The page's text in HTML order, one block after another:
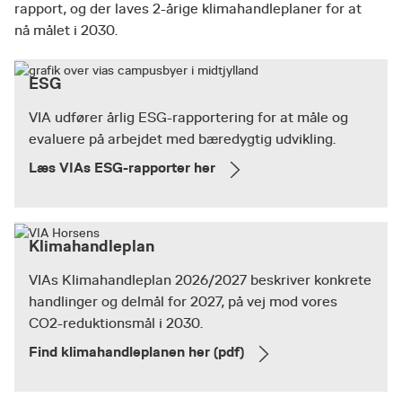
rapport, og der laves 2-årige klimahandleplaner for at
nå målet i 2030.
ESG
VIA udfører årlig ESG-rapportering for at måle og
evaluere på arbejdet med bæredygtig udvikling.
Læs VIAs ESG-rapporter her
Klimahandleplan
VIAs Klimahandleplan 2026/2027 beskriver konkrete
handlinger og delmål for 2027, på vej mod vores
CO2-reduktionsmål i 2030.
Find klimahandleplanen her (pdf)